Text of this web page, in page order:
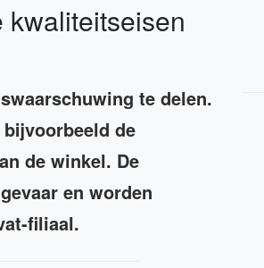
te delen.
de
de winkel. De
en worden
filiaal.